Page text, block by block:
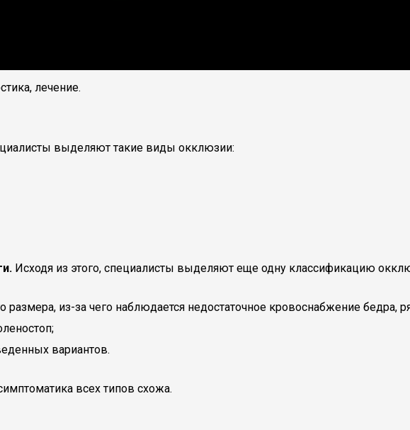
лечение.
выделяют такие виды окклюзии:
Исходя из этого, специалисты выделяют еще одну классификацию
размера, из-за чего наблюдается недостаточное кровоснабжение бедра,
вариантов.
всех типов схожа.